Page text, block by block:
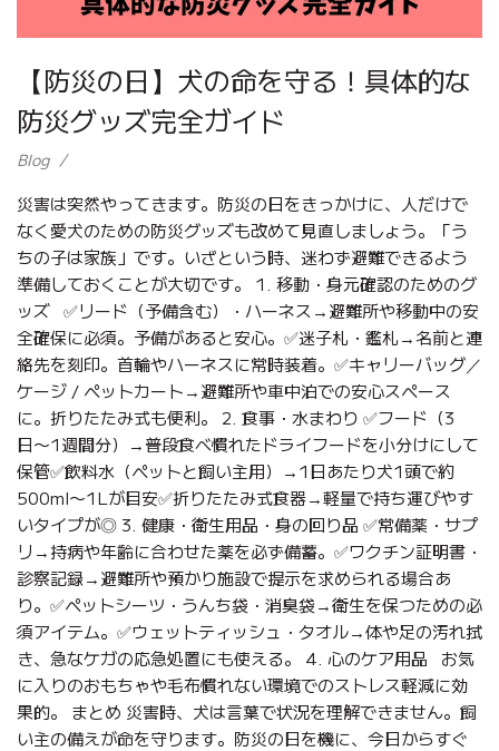
【防災の日】犬の命を守る！具体的な
防災グッズ完全ガイド
Blog
災害は突然やってきます。防災の日をきっかけに、人だけで
なく愛犬のための防災グッズも改めて見直しましょう。「う
ちの子は家族」です。いざという時、迷わず避難できるよう
準備しておくことが大切です。 1. 移動・身元確認のためのグ
ッズ ✅リード（予備含む）・ハーネス→避難所や移動中の安
全確保に必須。予備があると安心。✅迷子札・鑑札→名前と連
絡先を刻印。首輪やハーネスに常時装着。✅キャリーバッグ／
ケージ / ペットカート→避難所や車中泊での安心スペース
に。折りたたみ式も便利。 2. 食事・水まわり ✅フード（3
日〜1週間分）→普段食べ慣れたドライフードを小分けにして
保管✅飲料水（ペットと飼い主用）→1日あたり犬1頭で約
500ml〜1Lが目安✅折りたたみ式食器→軽量で持ち運びやす
いタイプが◎ 3. 健康・衛生用品・身の回り品 ✅常備薬・サプ
リ→持病や年齢に合わせた薬を必ず備蓄。✅ワクチン証明書・
診察記録→避難所や預かり施設で提示を求められる場合あ
り。✅ペットシーツ・うんち袋・消臭袋→衛生を保つための必
須アイテム。✅ウェットティッシュ・タオル→体や足の汚れ拭
き、急なケガの応急処置にも使える。 4. 心のケア用品 お気
に入りのおもちゃや毛布慣れない環境でのストレス軽減に効
果的。 まとめ 災害時、犬は言葉で状況を理解できません。飼
い主の備えが命を守ります。防災の日を機に、今日からすぐ